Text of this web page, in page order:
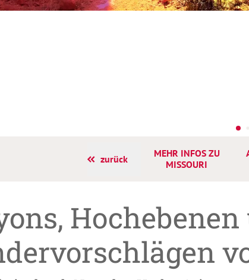
zurück
MEHR INFOS ZU
MISSOURI